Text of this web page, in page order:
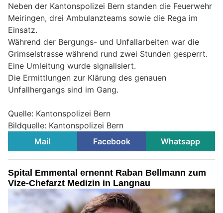
Neben der Kantonspolizei Bern standen die Feuerwehr
Meiringen, drei Ambulanzteams sowie die Rega im
Einsatz.
Während der Bergungs- und Unfallarbeiten war die
Grimselstrasse während rund zwei Stunden gesperrt.
Eine Umleitung wurde signalisiert.
Die Ermittlungen zur Klärung des genauen
Unfallhergangs sind im Gang.
Quelle: Kantonspolizei Bern
Bildquelle: Kantonspolizei Bern
Mail
Facebook Whatsapp
Spital Emmental ernennt Raban Bellmann zum
Vize-Chefarzt Medizin in Langnau